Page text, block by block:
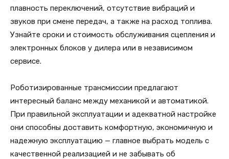
плавность переключений, отсутствие вибраций и
звуков при смене передач, а также на расход топлива.
Узнайте сроки и стоимость обслуживания сцепления и
электронных блоков у дилера или в независимом
сервисе.
Роботизированные трансмиссии предлагают
интересный баланс между механикой и автоматикой.
При правильной эксплуатации и адекватной настройке
они способны доставить комфортную, экономичную и
надежную эксплуатацию — главное выбрать модель с
качественной реализацией и не забывать об